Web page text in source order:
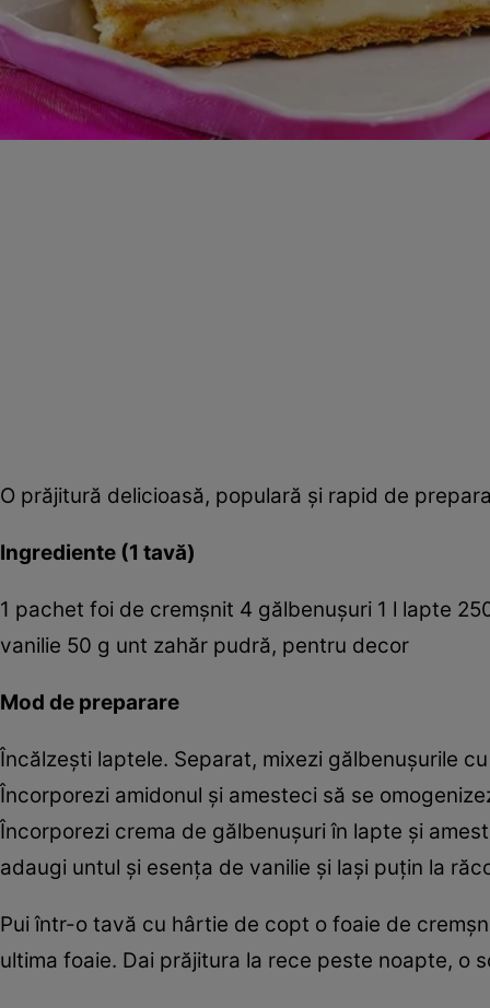
O prăjitură delicioasă, populară şi rapid de
Ingrediente (1 tavă)
1 pachet foi de cremşnit 4 gălbenuşuri 1 l lapte
vanilie 50 g unt zahăr pudră, pentru decor
Mod de preparare
Încălzeşti laptele. Separat, mixezi gălbenuşurile
Încorporezi amidonul şi amesteci să se
Încorporezi crema de gălbenuşuri în lapte şi
adaugi untul şi esenţa de vanilie şi laşi puţin la
Pui într-o tavă cu hârtie de copt o foaie de
ultima foaie. Dai prăjitura la rece peste noapte, o